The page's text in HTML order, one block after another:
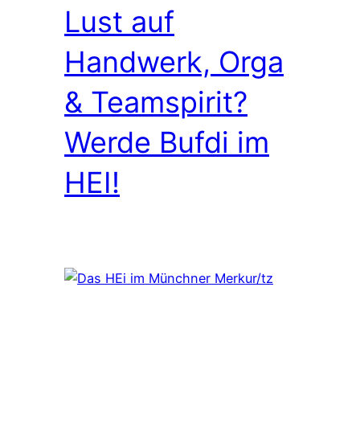
Lust auf
Handwerk, Orga
& Teamspirit?
Werde Bufdi im
HEI!